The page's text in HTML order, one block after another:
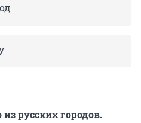
русских городов.